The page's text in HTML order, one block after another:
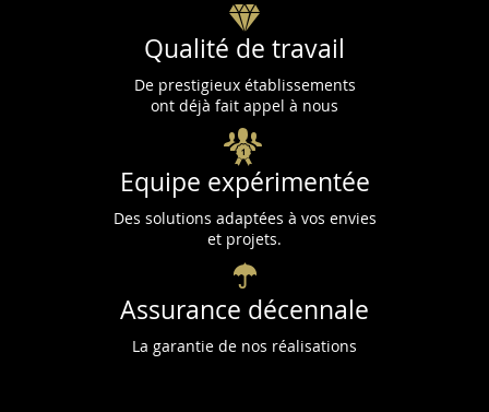
Qualité de travail
De prestigieux établissements
ont déjà fait appel à nous
Equipe expérimentée
Des solutions adaptées à vos envies
et projets.
Assurance décennale
La garantie de nos réalisations